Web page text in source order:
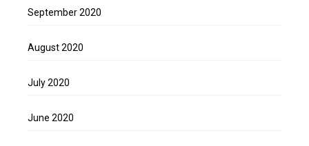
September 2020
August 2020
July 2020
June 2020